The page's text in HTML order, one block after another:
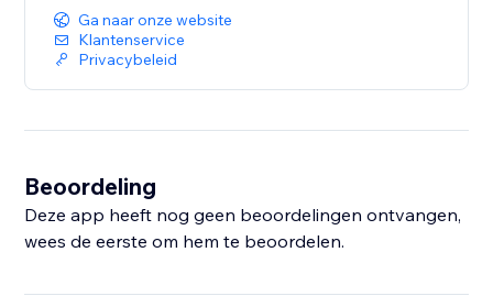
Ga naar onze website
Klantenservice
Privacybeleid
Beoordeling
Deze app heeft nog geen beoordelingen ontvangen,
wees de eerste om hem te beoordelen.